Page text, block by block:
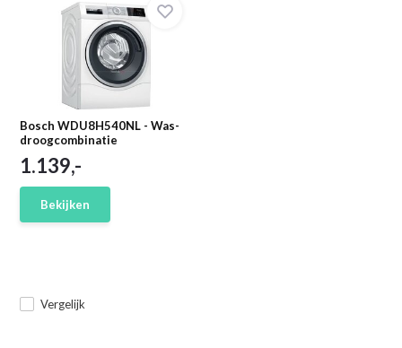
Bosch WDU8H540NL - Was-
droogcombinatie
Vergelijk
1.139,-
Bekijken